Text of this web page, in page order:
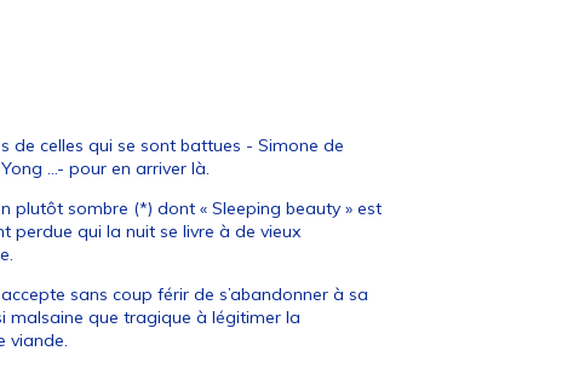
de celles qui se sont battues - Simone de
…- pour en arriver là.
plutôt sombre (*) dont « Sleeping beauty » est
perdue qui la nuit se livre à de vieux
sans coup férir de s’abandonner à sa
malsaine que tragique à légitimer la
viande.